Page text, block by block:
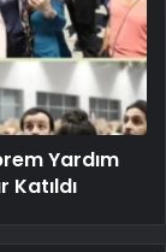
Yardım
Katıldı